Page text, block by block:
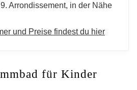
Arrondissement, in der Nähe
und Preise findest du hier
für Kinder